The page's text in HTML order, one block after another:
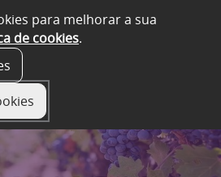
para melhorar a sua
de cookies.